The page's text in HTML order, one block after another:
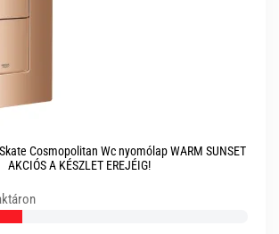
Cosmopolitan Wc nyomólap WARM SUNSET
AKCIÓS A KÉSZLET EREJÉIG!